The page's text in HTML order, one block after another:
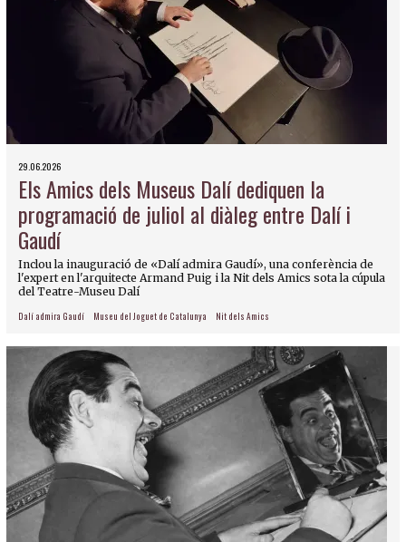
29.06.2026
Els Amics dels Museus Dalí dediquen la
programació de juliol al diàleg entre Dalí i
Gaudí
Inclou la inauguració de «Dalí admira Gaudí», una conferència de
l'expert en l'arquitecte Armand Puig i la Nit dels Amics sota la cúpula
del Teatre-Museu Dalí
Dalí admira Gaudí Museu del Joguet de Catalunya Nit dels Amics